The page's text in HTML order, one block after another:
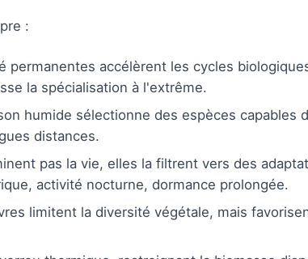
:
permanentes accélèrent les cycles
la spécialisation à l'extrême.
humide sélectionne des espèces capables
distances.
pas la vie, elles la filtrent vers des
activité nocturne, dormance prolongée.
limitent la diversité végétale, mais